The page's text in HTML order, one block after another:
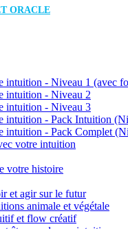
ORACLE
intuition - Niveau 1 (avec
intuition - Niveau 2
intuition - Niveau 3
intuition - Pack Intuition
intuition - Pack Complet
votre intuition
votre histoire
et agir sur le futur
animale et végétale
et flow créatif